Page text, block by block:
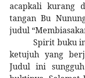
acapkali kurang
tangan Bu
judul
Spirit buku
ketujuh yang
Judul ini